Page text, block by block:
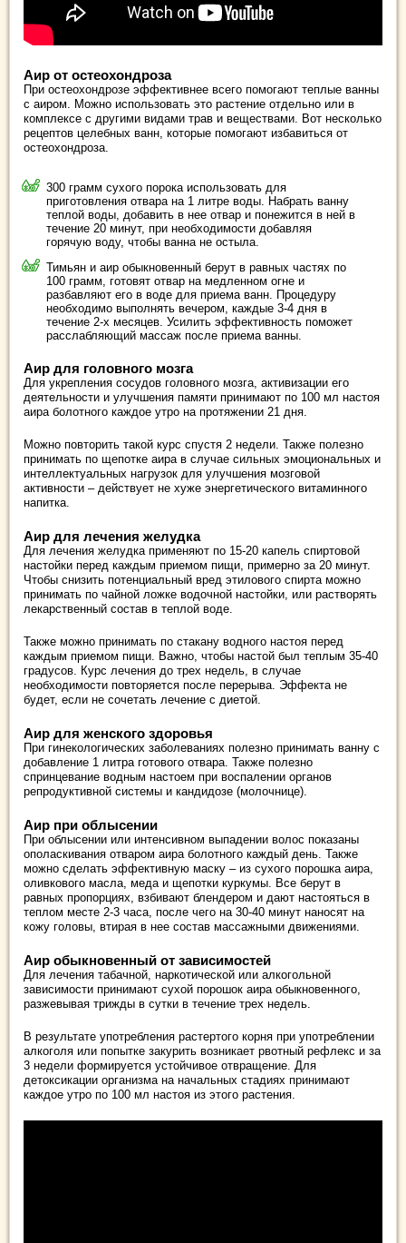
Аир от остеохондроза
При остеохондрозе эффективнее всего помогают теплые ванны
с аиром. Можно использовать это растение отдельно или в
комплексе с другими видами трав и веществами. Вот несколько
рецептов целебных ванн, которые помогают избавиться от
остеохондроза.
300 грамм сухого порока использовать для
приготовления отвара на 1 литре воды. Набрать ванну
теплой воды, добавить в нее отвар и понежится в ней в
течение 20 минут, при необходимости добавляя
горячую воду, чтобы ванна не остыла.
Тимьян и аир обыкновенный берут в равных частях по
100 грамм, готовят отвар на медленном огне и
разбавляют его в воде для приема ванн. Процедуру
необходимо выполнять вечером, каждые 3-4 дня в
течение 2-х месяцев. Усилить эффективность поможет
расслабляющий массаж после приема ванны.
Аир для головного мозга
Для укрепления сосудов головного мозга, активизации его
деятельности и улучшения памяти принимают по 100 мл настоя
аира болотного каждое утро на протяжении 21 дня.
Можно повторить такой курс спустя 2 недели. Также полезно
принимать по щепотке аира в случае сильных эмоциональных и
интеллектуальных нагрузок для улучшения мозговой
активности – действует не хуже энергетического витаминного
напитка.
Аир для лечения желудка
Для лечения желудка применяют по 15-20 капель спиртовой
настойки перед каждым приемом пищи, примерно за 20 минут.
Чтобы снизить потенциальный вред этилового спирта можно
принимать по чайной ложке водочной настойки, или растворять
лекарственный состав в теплой воде.
Также можно принимать по стакану водного настоя перед
каждым приемом пищи. Важно, чтобы настой был теплым 35-40
градусов. Курс лечения до трех недель, в случае
необходимости повторяется после перерыва. Эффекта не
будет, если не сочетать лечение с диетой.
Аир для женского здоровья
При гинекологических заболеваниях полезно принимать ванну с
добавление 1 литра готового отвара. Также полезно
спринцевание водным настоем при воспалении органов
репродуктивной системы и кандидозе (молочнице).
Аир при облысении
При облысении или интенсивном выпадении волос показаны
ополаскивания отваром аира болотного каждый день. Также
можно сделать эффективную маску – из сухого порошка аира,
оливкового масла, меда и щепотки куркумы. Все берут в
равных пропорциях, взбивают блендером и дают настояться в
теплом месте 2-3 часа, после чего на 30-40 минут наносят на
кожу головы, втирая в нее состав массажными движениями.
Аир обыкновенный от зависимостей
Для лечения табачной, наркотической или алкогольной
зависимости принимают сухой порошок аира обыкновенного,
разжевывая трижды в сутки в течение трех недель.
В результате употребления растертого корня при употреблении
алкоголя или попытке закурить возникает рвотный рефлекс и за
3 недели формируется устойчивое отвращение. Для
детоксикации организма на начальных стадиях принимают
каждое утро по 100 мл настоя из этого растения.